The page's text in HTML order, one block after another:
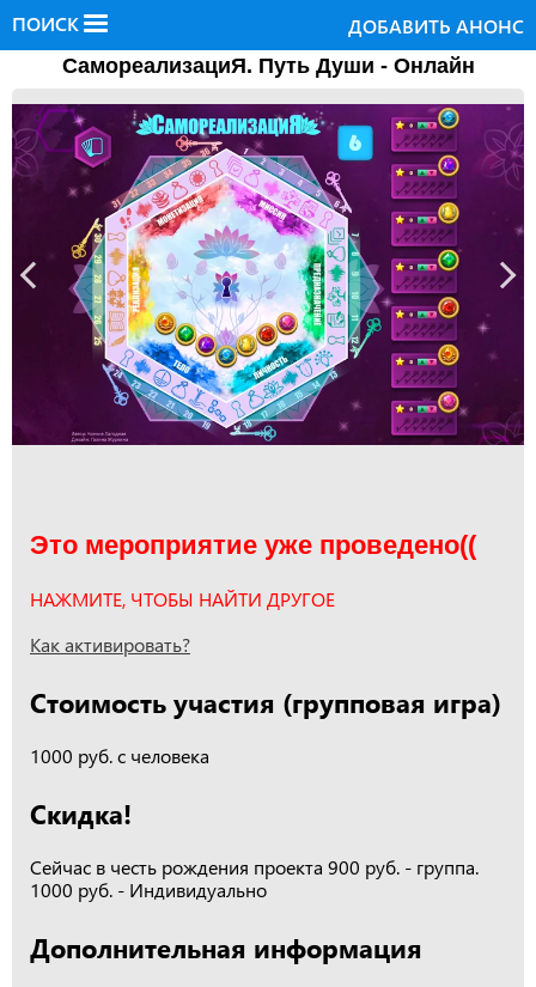
ПОИСК ДОБАВИТЬ АНОНС
СамореализациЯ. Путь Души - Онлайн
Это мероприятие уже проведено((
НАЖМИТЕ, ЧТОБЫ НАЙТИ ДРУГОЕ
Как активировать?
Стоимость участия (групповая игра)
1000 руб. с человека
Скидка!
Сейчас в честь рождения проекта 900 руб. - группа.
1000 руб. - Индивидуально
Дополнительная информация